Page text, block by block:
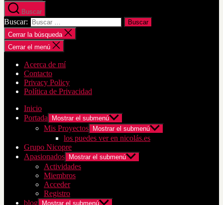
Buscar
Buscar:
Cerrar la búsqueda
Cerrar el menú
Acerca de mí
Contacto
Privacy Policy
Política de Privacidad
Inicio
Portada
Mostrar el submenú
Mis Proyectos Mostrar el submenú
los puedes ver en nicolás.es
Grupo Nicopre
Apasionados
Mostrar el submenú
Actividades
Miembros
Acceder
Registro
blog
Mostrar el submenú